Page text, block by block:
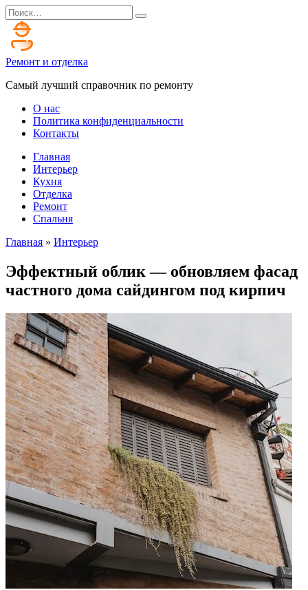
Перейти
к
содержанию
Search
for:
Ремонт и отделка
Самый лучший справочник по ремонту
О нас
Политика конфиденциальности
Контакты
Главная
Интерьер
Кухня
Отделка
Ремонт
Спальня
Главная » Интерьер
Эффектный облик — обновляем фасад
частного дома сайдингом под кирпич